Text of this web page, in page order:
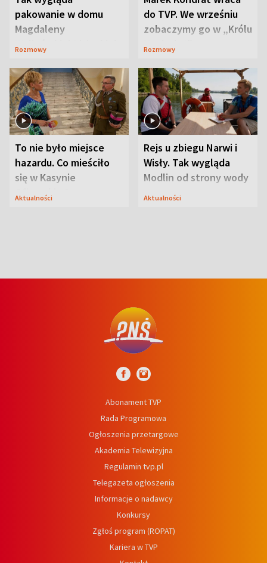
pakowanie w domu
Magdaleny
Waligórskiej-Lisieckiej.
Rozmowy
do TVP. We wrześniu
zobaczymy go w „Królu
Maciusiu I”
Rozmowy
To nie było miejsce
hazardu. Co mieściło
się w Kasynie
Oficerskim?
Aktualności
Rejs u zbiegu Narwi i
Wisły. Tak wygląda
Modlin od strony wody
Aktualności
Abonament TVP
Rada Programowa
Ogłoszenia przetargowe
Akademia Telewizyjna
Regulamin tvp.pl
Telegazeta ogłoszenia
Informacje o nadawcy
Konkursy
Zgłoś program (ROPAT)
Kariera w TVP